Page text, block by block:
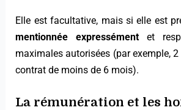
Elle est facultative, mais si elle est
mentionnée expressémentet
maximales autorisées (par exemple,
contrat de moins de 6 mois).
La rémunération et les